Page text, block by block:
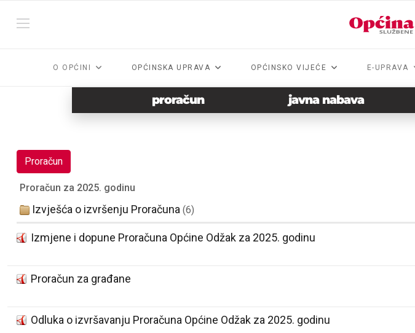
O OPĆINI OPĆINSKA UPRAVA OPĆINSKO VIJEĆE E-UPRAVA
proračun javna nabava
Proračun
Proračun za 2025. godinu
Izvješća o izvršenju Proračuna (6)
Izmjene i dopune Proračuna Općine Odžak za 2025. godinu
Proračun za građane
Odluka o izvršavanju Proračuna Općine Odžak za 2025. godinu